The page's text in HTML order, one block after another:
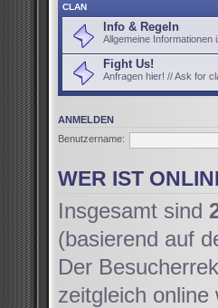
CLAN
Info & Regeln
Allgemeine Informationen
Fight Us!
Anfragen hier! // Ask for
ANMELDEN
Benutzername:
WER IST
Insgesamt sind
(basierend auf
Der
zeitgleich online